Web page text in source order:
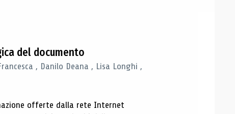
del documento
, Danilo Deana , Lisa Longhi ,
offerte dalla rete Internet